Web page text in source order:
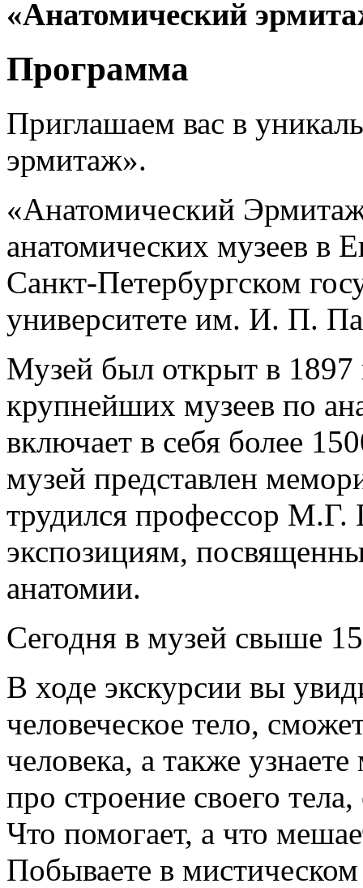
«Анатомический
Программа
Приглашаем вас в
эрмитаж».
«Анатомический
анатомических музеев в
Санкт-Петербургском
университете им. И. П.
Музей был открыт в 1897
крупнейших музеев по
включает в себя более
музей представлен
трудился профессор
экспозициям,
анатомии.
Сегодня в музей свыше
В ходе экскурсии вы
человеческое тело,
человека, а также
про строение своего
Что помогает, а что
Побываете в мистическом